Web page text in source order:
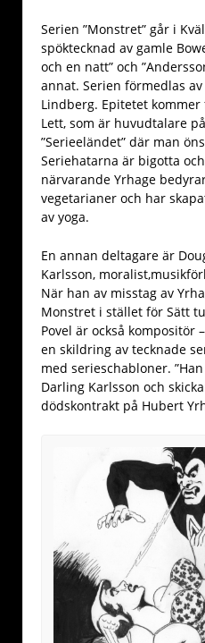
Serien ”Monstret” går i
spöktecknad av gamle
och en natt” och
annat. Serien förmedlas
Lindberg. Epitetet
Lett, som är huvudtalare
”Serieeländet” där man
Seriehatarna är bigotta
närvarande Yrhage
vegetarianer och har
av yoga.
En annan deltagare är
Karlsson,
När han av misstag av
Monstret i stället för Sätt
Povel är också kompositör
en skildring av tecknade
med serieschabloner.
Darling Karlsson och
dödskontrakt på Hubert